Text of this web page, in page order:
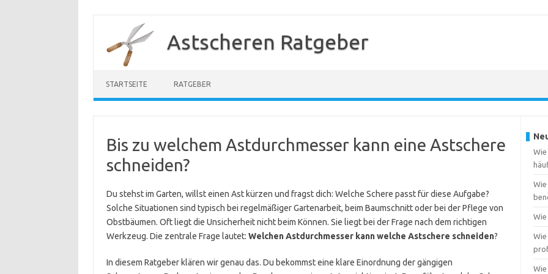
Astscheren Ratgeber
STARTSEITE RATGEBER
Bis zu welchem Astdurchmesser kann eine Astschere
schneiden?
Du stehst im Garten, willst einen Ast kürzen und fragst dich: Welche Schere passt für diese Aufgabe?
Solche Situationen sind typisch bei regelmäßiger Gartenarbeit, beim Baumschnitt oder bei der Pflege von
Obstbäumen. Oft liegt die Unsicherheit nicht beim Können. Sie liegt bei der Frage nach dem richtigen
Werkzeug. Die zentrale Frage lautet: Welchen Astdurchmesser kann welche Astschere schneiden?
In diesem Ratgeber klären wir genau das. Du bekommst eine klare Einordnung der gängigen